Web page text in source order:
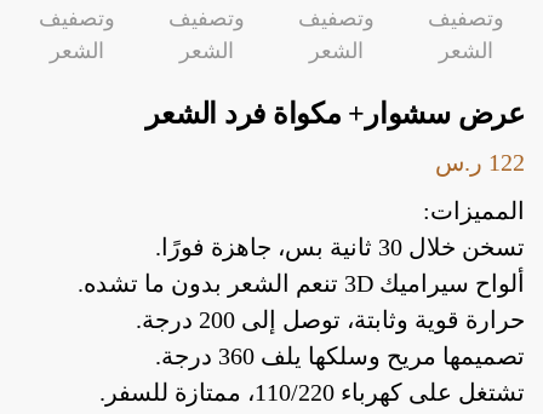
أدوات يدوية
أدوات يدوية إصلاحات اضواء داخلية
عرض سشوار+ مكواة فرد الشعر
122 ر.س
المميزات:
تسخن خلال 30 ثانية بس، جاهزة فورًا.
ألواح سيراميك 3D تنعم الشعر بدون ما تشده.
حرارة قوية وثابتة، توصل إلى 200 درجة.
تصميمها مريح وسلكها يلف 360 درجة.
تشتغل على كهرباء 110/220، ممتازة للسفر.